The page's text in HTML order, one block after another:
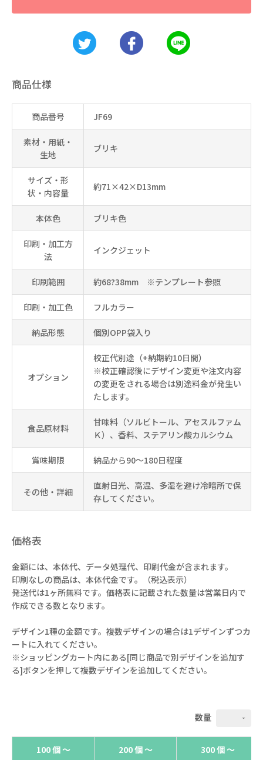
商品仕様
商品番号 JF69
素材・用紙・
生地
ブリキ
サイズ・形
状・内容量
約71×42×D13mm
本体色 ブリキ色
印刷・加工方
法
インクジェット
印刷範囲 約68?38mm ※テンプレート参照
印刷・加工色 フルカラー
納品形態 個別OPP袋入り
オプション
校正代別途（+納期約10日間）
※校正確認後にデザイン変更や注文内容
の変更をされる場合は別途料金が発生い
たします。
食品原材料
甘味料（ソルビトール、アセスルファム
Ｋ）、香料、ステアリン酸カルシウム
賞味期限 納品から90～180日程度
その他・詳細
直射日光、高温、多湿を避け冷暗所で保
存してください。
価格表
金額には、本体代、データ処理代、印刷代金が含まれます。
印刷なしの商品は、本体代金です。（税込表示）
発送代は1ヶ所無料です。価格表に記載された数量は営業日内で
作成できる数となります。
デザイン1種の金額です。複数デザインの場合は1デザインずつカ
ートに入れてください。
※ショッピングカート内にある[同じ商品で別デザインを追加す
る]ボタンを押して複数デザインを追加してください。
数量
100 個 ～ 200 個 ～ 300 個 ～